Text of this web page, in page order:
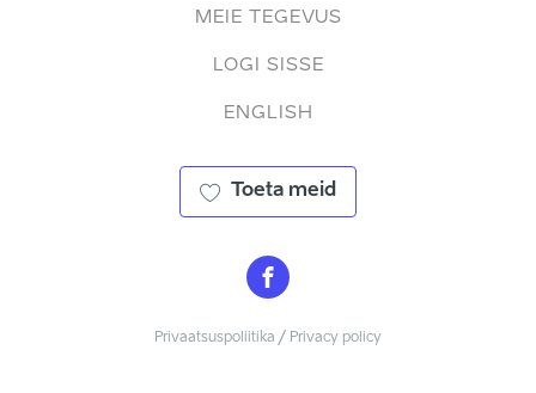
MEIE TEGEVUS
LOGI SISSE
ENGLISH
Toeta meid
Privaatsuspoliitika / Privacy policy